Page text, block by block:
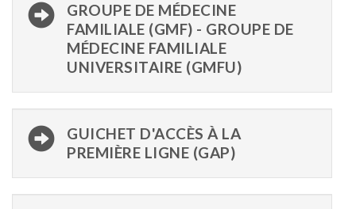
GROUPE DE MÉDECINE
FAMILIALE (GMF) - GROUPE DE
MÉDECINE FAMILIALE
UNIVERSITAIRE (GMFU)
GUICHET D'ACCÈS À LA
PREMIÈRE LIGNE (GAP)